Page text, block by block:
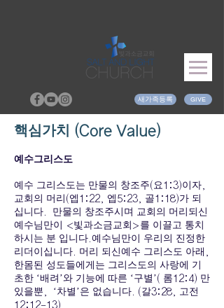
새가족등록 GIVE
핵심가치 (Core Value)
예수그리스도
예수 그리스도는 만물의 창조주(요1:3)이자,
교회의 머리(엡1:22, 엡5:23, 골1:18)가 되
십니다. 만물의 창조주시며 교회의 머리되신
예수님만이 <빛과소금교회>를 이끌고 통치
하시는 분 입니다.예수님만이 우리의 진정한
리더이십니다. 머리 되신예수 그리스도 아래,
한몸된 성도들에게는 그리스도의 사랑에 기
초한 ‘배려’와 기능에 따른 ‘구별’( 롬12:4) 만
있을뿐, ‘차별’은 없습니다. (갈3:28, 고전
12:12-13)